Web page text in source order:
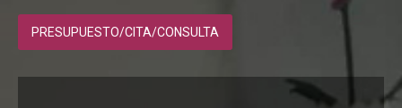
PRESUPUESTO/CITA/CONSULTA